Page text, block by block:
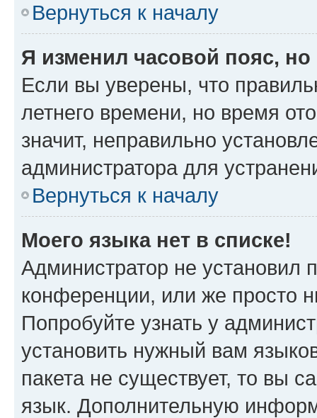
Вернуться к началу
Я изменил часовой пояс,
Если вы уверены, что
летнего времени, но время
значит, неправильно
администратора для
Вернуться к началу
Моего языка нет в списке!
Администратор не установил
конференции, или же просто
Попробуйте узнать у
установить нужный вам
пакета не существует, то вы
язык. Дополнительную